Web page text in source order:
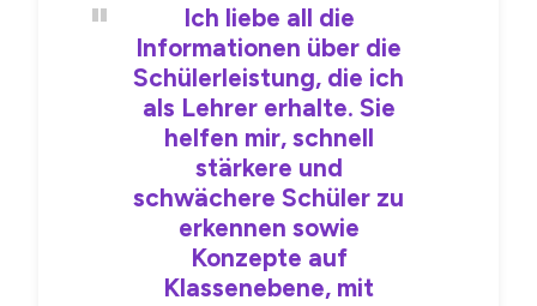
Ich liebe all die
Informationen über die
Schülerleistung, die ich
als Lehrer erhalte. Sie
helfen mir, schnell
stärkere und
schwächere Schüler zu
erkennen sowie
Konzepte auf
Klassenebene, mit